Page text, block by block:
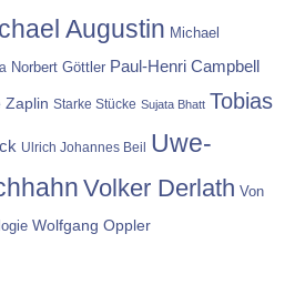
Augustin Michael
Norbert Göttler Paul-Henri Campbell
Zaplin Starke Stücke Sujata Bhatt Tobias
Ulrich Johannes Beil Uwe-
Volker Derlath Von
Wolfgang Oppler